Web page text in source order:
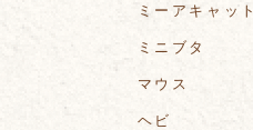
ミーアキャット
ミニブタ
マウス
ヘビ